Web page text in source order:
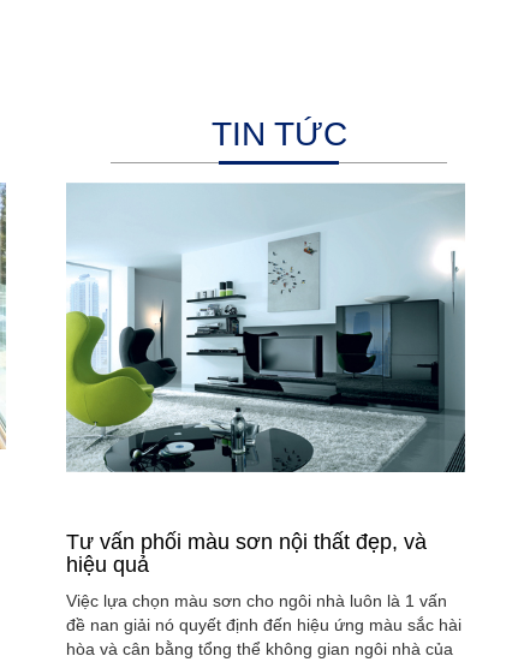
TIN TỨC
Tư vấn phối màu sơn nội thất đẹp, và
hiệu quả
Việc lựa chọn màu sơn cho ngôi nhà luôn là 1 vấn
đề nan giải nó quyết định đến hiệu ứng màu sắc hài
hòa và cân bằng tổng thể không gian ngôi nhà của